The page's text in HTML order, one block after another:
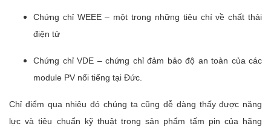
Chứng chỉ WEEE – một trong những tiêu chí về chất thải
điện tử
Chứng chỉ VDE – chứng chỉ đảm bảo độ an toàn của các
module PV nổi tiếng tại Đức.
Chỉ điểm qua nhiêu đó chúng ta cũng dễ dàng thấy được năng
lực và tiêu chuẩn kỹ thuật trong sản phẩm tấm pin của hãng